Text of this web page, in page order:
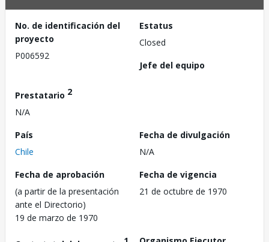
No. de identificación del
proyecto
P006592
Estatus
Closed
Jefe del equipo
Prestatario 2
N/A
País
Chile
Fecha de divulgación
N/A
Fecha de aprobación
(a partir de la presentación
ante el Directorio)
19 de marzo de 1970
Fecha de vigencia
21 de octubre de 1970